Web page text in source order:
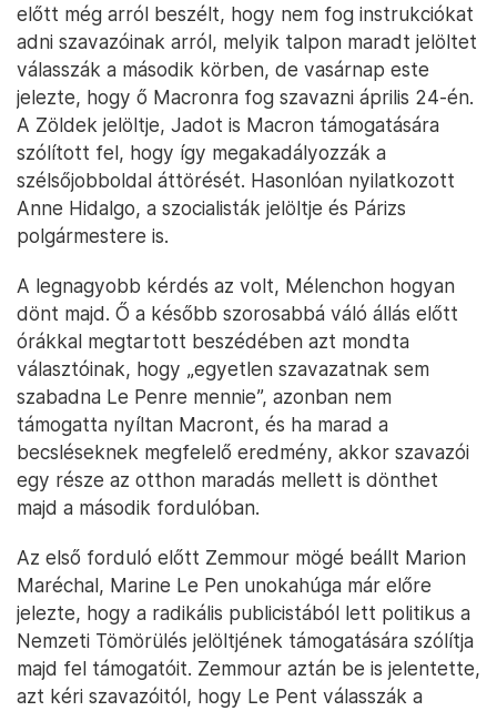
előtt még arról beszélt, hogy nem fog instrukciókat
adni szavazóinak arról, melyik talpon maradt jelöltet
válasszák a második körben, de vasárnap este
jelezte, hogy ő Macronra fog szavazni április 24-én.
A Zöldek jelöltje, Jadot is Macron támogatására
szólított fel, hogy így megakadályozzák a
szélsőjobboldal áttörését. Hasonlóan nyilatkozott
Anne Hidalgo, a szocialisták jelöltje és Párizs
polgármestere is.
A legnagyobb kérdés az volt, Mélenchon hogyan
dönt majd. Ő a később szorosabbá váló állás előtt
órákkal megtartott beszédében azt mondta
választóinak, hogy „egyetlen szavazatnak sem
szabadna Le Penre mennie”, azonban nem
támogatta nyíltan Macront, és ha marad a
becsléseknek megfelelő eredmény, akkor szavazói
egy része az otthon maradás mellett is dönthet
majd a második fordulóban.
Az első forduló előtt Zemmour mögé beállt Marion
Maréchal, Marine Le Pen unokahúga már előre
jelezte, hogy a radikális publicistából lett politikus a
Nemzeti Tömörülés jelöltjének támogatására szólítja
majd fel támogatóit. Zemmour aztán be is jelentette,
azt kéri szavazóitól, hogy Le Pent válasszák a